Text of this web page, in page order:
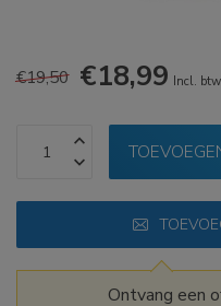
€19,50 €18,99 Incl. btw
Ontvang een